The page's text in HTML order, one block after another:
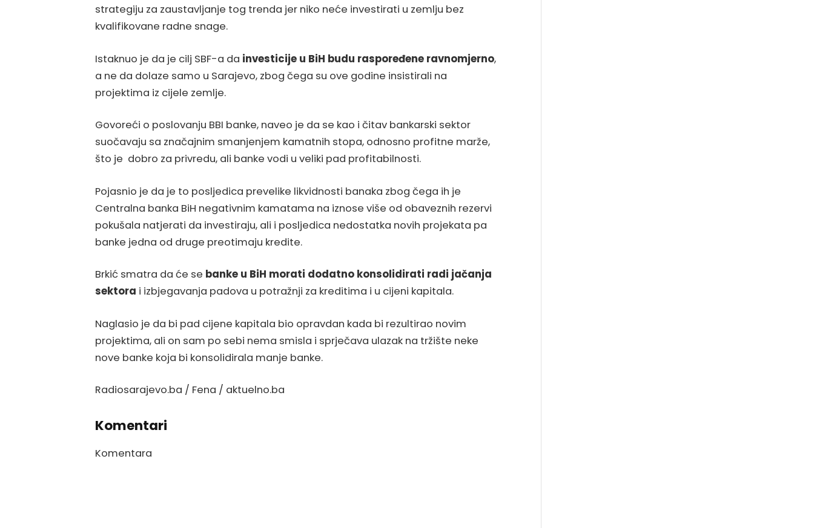
strategiju za zaustavljanje tog trenda jer niko neće investirati u zemlju bez
kvalifikovane radne snage.
Istaknuo je da je cilj SBF-a da investicije u BiH budu raspoređene ravnomjerno,
a ne da dolaze samo u Sarajevo, zbog čega su ove godine insistirali na
projektima iz cijele zemlje.
Govoreći o poslovanju BBI banke, naveo je da se kao i čitav bankarski sektor
suočavaju sa značajnim smanjenjem kamatnih stopa, odnosno profitne marže,
što je dobro za privredu, ali banke vodi u veliki pad profitabilnosti.
Pojasnio je da je to posljedica prevelike likvidnosti banaka zbog čega ih je
Centralna banka BiH negativnim kamatama na iznose više od obaveznih rezervi
pokušala natjerati da investiraju, ali i posljedica nedostatka novih projekata pa
banke jedna od druge preotimaju kredite.
Brkić smatra da će se banke u BiH morati dodatno konsolidirati radi jačanja
sektora i izbjegavanja padova u potražnji za kreditima i u cijeni kapitala.
Naglasio je da bi pad cijene kapitala bio opravdan kada bi rezultirao novim
projektima, ali on sam po sebi nema smisla i sprječava ulazak na tržište neke
nove banke koja bi konsolidirala manje banke.
Radiosarajevo.ba / Fena / aktuelno.ba
Komentari
Komentara